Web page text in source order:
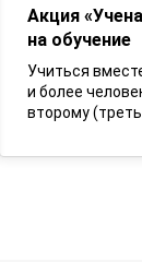
Акция
на обучение
Учиться
и более
второму